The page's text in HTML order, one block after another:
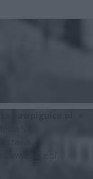
S.C.